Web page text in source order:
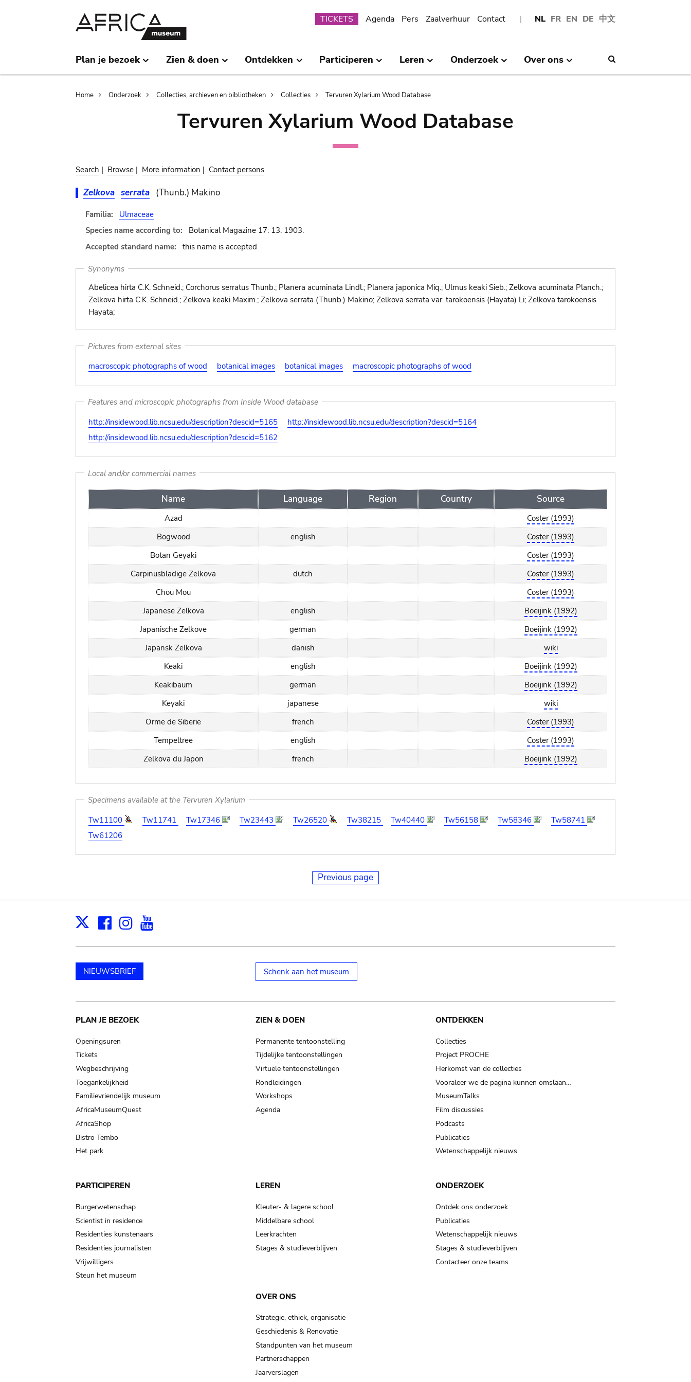
NL FR EN DE 中文
Submenu
TICKETS Agenda Pers Zaalverhuur Contact
Plan je bezoek Zien & doen Ontdekken Participeren Leren Onderzoek Over ons
Breadcrumb
Home Onderzoek Collecties, archieven en bibliotheken Collecties Tervuren Xylarium Wood Database
Tervuren Xylarium Wood Database
Search | Browse | More information | Contact persons
Zelkova serrata (Thunb.) Makino
Familia:
Ulmaceae
Species name according to:
Botanical Magazine 17: 13. 1903.
Accepted standard name:
this name is accepted
Synonyms
Abelicea hirta C.K. Schneid.; Corchorus serratus Thunb.; Planera acuminata Lindl.; Planera japonica Miq.; Ulmus keaki Sieb.; Zelkova acuminata Planch.;
Zelkova hirta C.K. Schneid.; Zelkova keaki Maxim.; Zelkova serrata (Thunb.) Makino; Zelkova serrata var. tarokoensis (Hayata) Li; Zelkova tarokoensis
Hayata;
Pictures from external sites
macroscopic photographs of wood
botanical images botanical images macroscopic photographs of wood
Features and microscopic photographs from Inside Wood database
http://insidewood.lib.ncsu.edu/description?descid=5165
http://insidewood.lib.ncsu.edu/description?descid=5164
http://insidewood.lib.ncsu.edu/description?descid=5162
Local and/or commercial names
Name Language Region Country Source
Azad
Coster (1993)
Bogwood
english
Coster (1993)
Botan Geyaki
Coster (1993)
Carpinusbladige Zelkova
dutch
Coster (1993)
Chou Mou
Coster (1993)
Japanese Zelkova
english
Boeijink (1992)
Japanische Zelkove
german
Boeijink (1992)
Japansk Zelkova
danish
wiki
Keaki
english
Boeijink (1992)
Keakibaum
german
Boeijink (1992)
Keyaki
japanese
wiki
Orme de Siberie
french
Coster (1993)
Tempeltree
english
Coster (1993)
Zelkova du Japon
french Boeijink (1992)
Specimens available at the Tervuren Xylarium
Tw11100
Tw11741 Tw17346 Tw23443 Tw26520 Tw38215 Tw40440 Tw56158 Tw58346
Tw58741
Tw61206
Previous page
X Facebook
Instagram
NIEUWSBRIEF Schenk aan het museum
Main
navigation
PLAN JE BEZOEK
Openingsuren
Tickets
Wegbeschrijving
Toegankelijkheid
Familievriendelijk museum
AfricaMuseumQuest
AfricaShop
Bistro Tembo
Het park
ZIEN & DOEN
Permanente tentoonstelling
Tijdelijke tentoonstellingen
Virtuele tentoonstellingen
Rondleidingen
Workshops
Agenda
ONTDEKKEN
Collecties
Project PROCHE
Herkomst van de collecties
Vooraleer we de pagina kunnen omslaan…
MuseumTalks
Film discussies
Podcasts
Publicaties
Wetenschappelijk nieuws
PARTICIPEREN
Burgerwetenschap
Scientist in residence
Residenties kunstenaars
Residenties journalisten
Vrijwilligers
Steun het museum
LEREN
Kleuter- & lagere school
Middelbare school
Leerkrachten
Stages & studieverblijven
ONDERZOEK
Ontdek ons onderzoek
Publicaties
Wetenschappelijk nieuws
Stages & studieverblijven
Contacteer onze teams
OVER ONS
Strategie, ethiek, organisatie
Geschiedenis & Renovatie
Standpunten van het museum
Partnerschappen
Jaarverslagen